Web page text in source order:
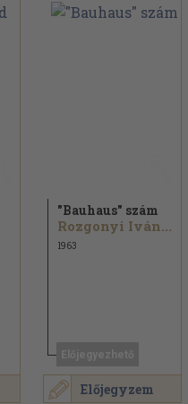
Előjegyzem
"Bauhaus" szám
Rozgonyi Iván...
1963